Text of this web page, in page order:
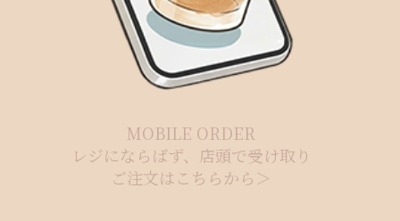
MOBILE ORDER
レジにならばず、店頭で受け取り
ご注文はこちらから＞